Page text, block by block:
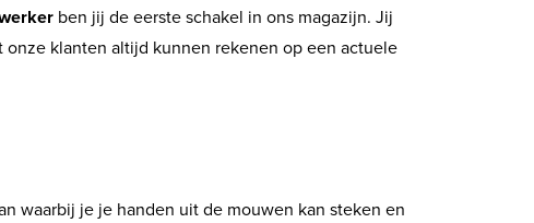
ben jij de eerste schakel in ons magazijn. Jij
klanten altijd kunnen rekenen op een actuele
waarbij je je handen uit de mouwen kan steken en